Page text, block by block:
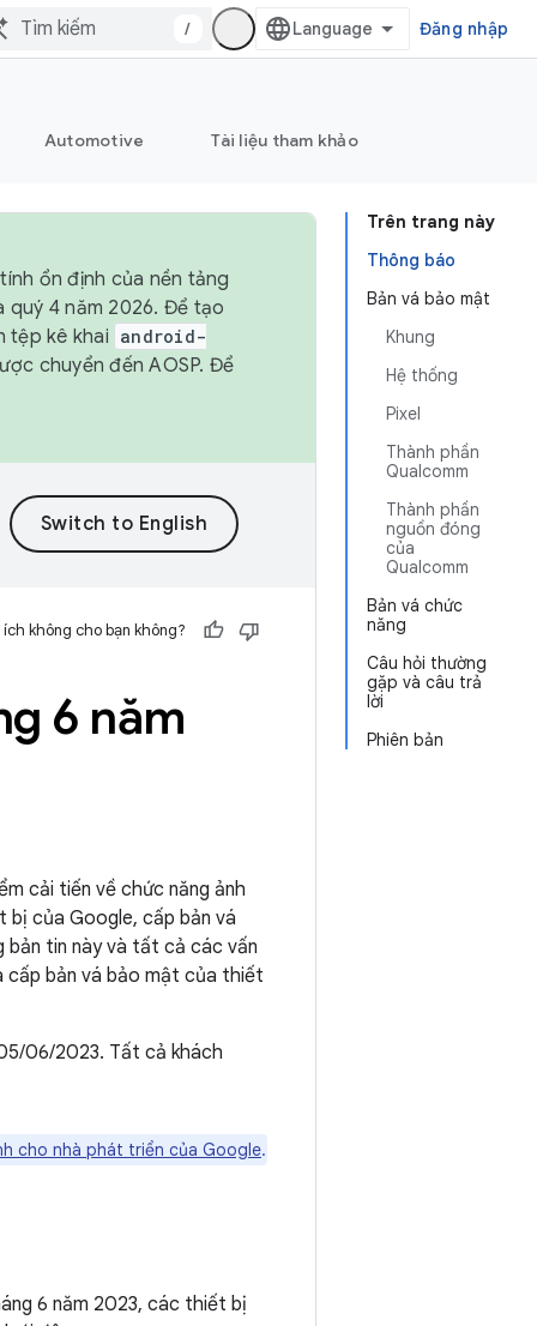
/ Đăng nhập
Automotive Tài liệu tham khảo
Trên trang này
Thông báo
Bản vá bảo mật
Khung
Hệ thống
Pixel
Thành phần
Qualcomm
Thành phần
nguồn đóng
của
Qualcomm
Bản vá chức
năng
Câu hỏi thường
gặp và câu trả
lời
Phiên bản
ổn định của nền tảng
quý 4 năm 2026. Để tạo
tệp kê khai android-
chuyển đến AOSP. Để
không cho bạn không?
6 năm
cải tiến về chức năng ảnh
của Google, cấp bản vá
tin này và tất cả các vấn
cấp bản vá bảo mật của thiết
06/2023. Tất cả khách
cho nhà phát triển của Google.
6 năm 2023, các thiết bị